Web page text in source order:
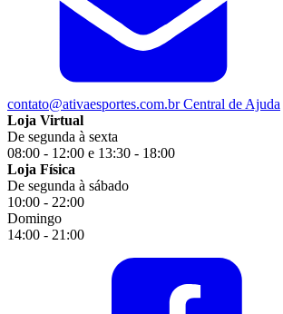
contato@ativaesportes.com.brCentral de Ajuda
Loja Virtual
De segunda à sexta
08:00 - 12:00 e 13:30 - 18:00
Loja Física
De segunda à sábado
10:00 - 22:00
Domingo
14:00 - 21:00